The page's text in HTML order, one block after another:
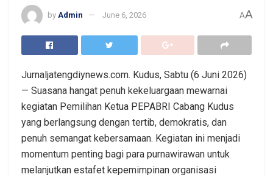
by Admin June 6, 2026 AA
Jurnaljatengdiynews.com. Kudus, Sabtu (6 Juni 2026)
— Suasana hangat penuh kekeluargaan mewarnai
kegiatan Pemilihan Ketua PEPABRI Cabang Kudus
yang berlangsung dengan tertib, demokratis, dan
penuh semangat kebersamaan. Kegiatan ini menjadi
momentum penting bagi para purnawirawan untuk
melanjutkan estafet kepemimpinan organisasi